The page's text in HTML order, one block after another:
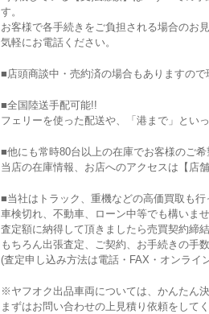
す。
お客様で各手続きをご負担される場合のお
気軽にお電話ください。
■店頭商談中・売約済の場合もありますの
■全国陸送手配可能!!
フェリーを使った配送や、「港まで」とい
■他にも常時80台以上の在庫でお客様のご
当店の在庫情報、お店へのアクセスは【店
■当社はトラック、重機などの高価買取も行
車検切れ、不動車、ローン中等でも構いませ
査定額に納得して頂きましたら売買契約締
もちろん出張査定、ご契約、お手続きの手
(査定申し込み方法は電話・FAX・オンライ
※ヤフオク出品車両については、かんたん
まずはお問い合わせの上見積り依頼をしてく